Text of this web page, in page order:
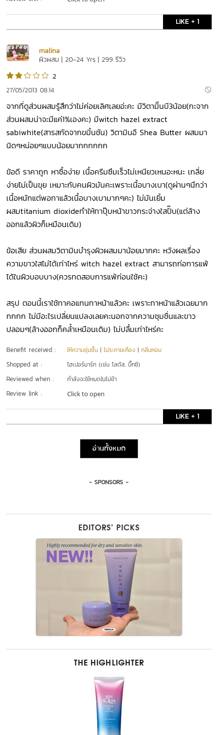
LIKE + 1
malina
ผิวผสม | 20-24 Yrs | 299 รีวิว
2
27/05/2013 08:14
จากที่ดูส่วนผสมรู้สึกว่าไม่ค่อยเลิศเลยอ่ะคะ มีวิตามิีนบี3น้อย(กะจาก
ส่วนผสมน่าจะมีแค่1%เองคะ) มีwitch hazel extract
sabiwhite(สารสกัดจากขมิ้นชัน) วิตามินอี Shea Butter ผสมมา
นิดๆหน่อยๆแบบน้อยมากกกกกก
ข้อดี ราคาถูก หาซื้อง่าย เนื้อครีมซึมเร็วไม่เหนียวเหนอะหนะ เกลี่ย
ง่ายไม่เป็นขุย เหมาะกับคนผิวมันคะเพราะเนื้อบางเบา(ดูผ่านๆนึกว่า
เนื้อหนักแต่พอทาแล้วเนื้อบางเบามากๆคะ) ไม่มันเยิ้ม
ผสมtitanium dioxideทำให้ทาปุ๊บหน้าขาวกระจ่างใสปั๊บ(แต่ล้าง
ออกแล้วผิวก็เหมือนเดิม)
ข้อเสีย ส่วนผสมวิตามินบำรุงผิวผสมมาน้อยมากคะ หวังผลเรื่อง
ความขาวใสไม่ได้เท่าไหร่ witch hazel extract สามารถก่อการแพ้
ได้ในผิวบอบบาง(ควรทดสอบการแพ้ก่อนใช้คะ)
สรุป ตอนนี้เราใช้ทาคอแทนทาหน้าแล้วคะ เพราะทาหน้าแล้วเฉยมาก
กกกก ไม่มีอะไรเปลี่ยนแปลงเลยคะนอกจากความชุมชื่นและขาว
ปลอมๆ(ล้างออกก็คล้ำเหมือนเดิม) ไม่ปลื้มเท่าไหร่คะ
Benefit received : ให้ความชุ่มชื้น |ไม่ระคายเคือง |กลิ่นหอม
Shopped at : ไฮเปอร์มาร์ท (เช่น โลตัส, บิ๊กซี)
Reviewed when : กำลังจะใช้หมดในไม่ช้า
Review link : Click to open
LIKE + 1
อ่านทั้งหมด
- SPONSORS -
EDITORS’ PICKS
THE HIGHLIGHTER